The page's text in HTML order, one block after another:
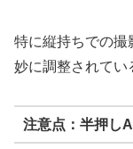
特に縦持ちでの撮
妙に調整されてい
注意点：半押し